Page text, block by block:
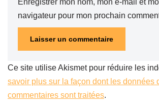
Enregistrer mon nom, mon e-mail et
navigateur pour mon prochain
Ce site utilise Akismet pour réduire les
savoir plus sur la façon dont les données
commentaires sont traitées.